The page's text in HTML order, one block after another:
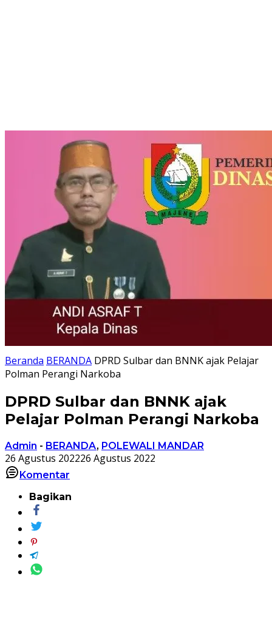
Beranda BERANDA DPRD Sulbar dan BNNK ajak Pelajar
Polman Perangi Narkoba
DPRD Sulbar dan BNNK ajak
Pelajar Polman Perangi Narkoba
Admin - BERANDA, POLEWALI MANDAR
26 Agustus 202226 Agustus 2022
Komentar
Bagikan